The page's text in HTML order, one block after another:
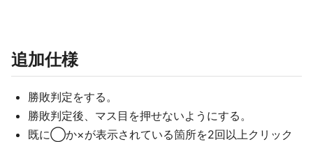
追加仕様
勝敗判定をする。
勝敗判定後、マス目を押せないようにする。
既に◯か×が表示されている箇所を2回以上クリック